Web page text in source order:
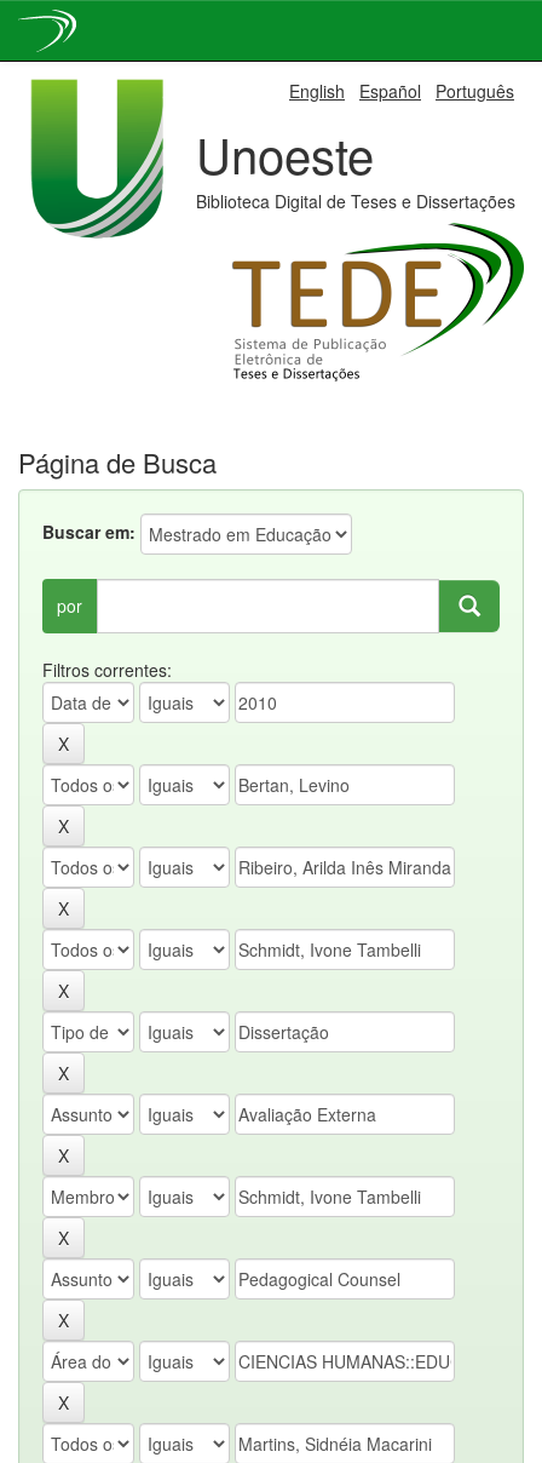
English Español Português
Unoeste
Biblioteca Digital de Teses e Dissertações
Página de Busca
Buscar em:
por
Filtros correntes: